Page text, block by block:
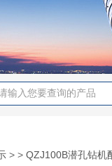
> > QZJ100B潜孔钻机